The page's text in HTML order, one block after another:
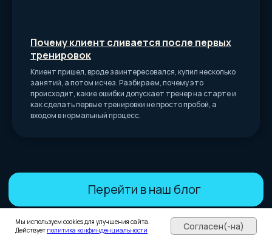
Почему клиент сливается после первых
тренировок
Клиент пришел, вроде заинтересовался, купил несколько
занятий, а потом исчез. Разбираем, почему это
происходит, какие ошибки допускает тренер на старте и
как сделать первые тренировки не просто пробой, а
входом в нормальный процесс.
Мы используем cookies для улучшения сайта.
Действует политика конфинденциальности Согласен(-на)